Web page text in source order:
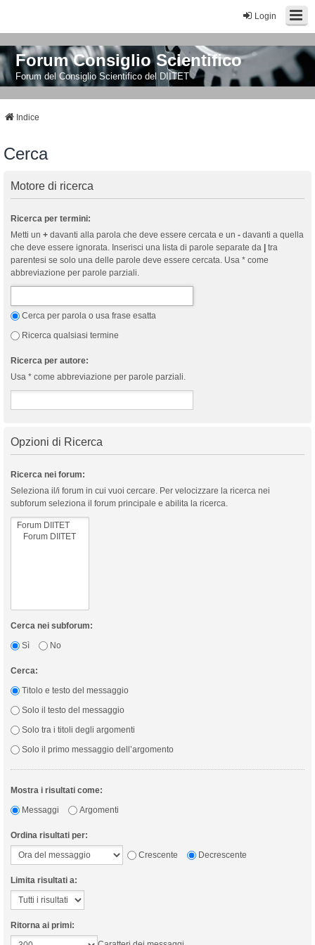
Login
Forum Consiglio Scientifico
Forum del Consiglio Scientifico del DIITET
Indice
Cerca
Motore di ricerca
Ricerca per termini:
Metti un + davanti alla parola che deve essere cercata e un - davanti a quella
che deve essere ignorata. Inserisci una lista di parole separate da
tra
parentesi se solo una delle parole deve essere cercata. Usa * come
abbreviazione per parole parziali.
Cerca per parola o usa frase esatta
Ricerca qualsiasi termine
Ricerca per autore:
Usa * come abbreviazione per parole parziali.
Opzioni di Ricerca
Ricerca nei forum:
Seleziona il/i forum in cui vuoi cercare. Per velocizzare la ricerca nei
subforum seleziona il forum principale e abilita la ricerca.
Cerca nei subforum:
Sì
No
Cerca:
Titolo e testo del messaggio
Solo il testo del messaggio
Solo tra i titoli degli argomenti
Solo il primo messaggio dell’argomento
Mostra i risultati come:
Messaggi
Argomenti
Ordina risultati per:
Crescente
Decrescente
Limita risultati a:
Ritorna ai primi: